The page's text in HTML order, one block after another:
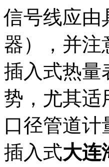
信号线应由
器），并注
插入式热量
势，尤其适
口径管道计
插入式大连